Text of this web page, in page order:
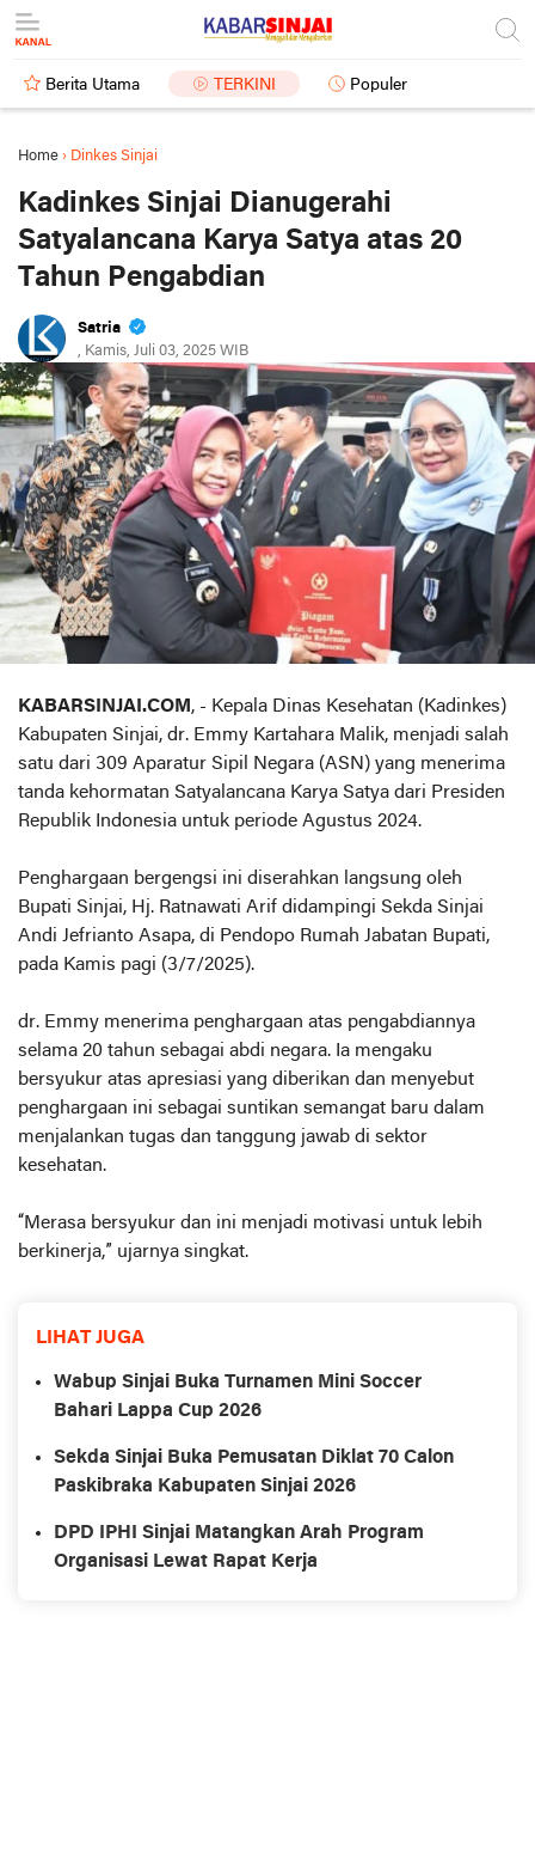
Berita Utama TERKINI Populer
Home › Dinkes Sinjai
Kadinkes Sinjai Dianugerahi
Satyalancana Karya Satya atas 20
Tahun Pengabdian
Satria
, Kamis, Juli 03, 2025 WIB
KABARSINJAI.COM , - Kepala Dinas Kesehatan (Kadinkes)
Kabupaten Sinjai, dr. Emmy Kartahara Malik, menjadi salah
satu dari 309 Aparatur Sipil Negara (ASN) yang menerima
tanda kehormatan Satyalancana Karya Satya dari Presiden
Republik Indonesia untuk periode Agustus 2024.
Penghargaan bergengsi ini diserahkan langsung oleh
Bupati Sinjai, Hj. Ratnawati Arif didampingi Sekda Sinjai
Andi Jefrianto Asapa, di Pendopo Rumah Jabatan Bupati,
pada Kamis pagi (3/7/2025).
dr. Emmy menerima penghargaan atas pengabdiannya
selama 20 tahun sebagai abdi negara. Ia mengaku
bersyukur atas apresiasi yang diberikan dan menyebut
penghargaan ini sebagai suntikan semangat baru dalam
menjalankan tugas dan tanggung jawab di sektor
kesehatan.
“Merasa bersyukur dan ini menjadi motivasi untuk lebih
berkinerja,” ujarnya singkat.
LIHAT JUGA
Wabup Sinjai Buka Turnamen Mini Soccer
Bahari Lappa Cup 2026
Sekda Sinjai Buka Pemusatan Diklat 70 Calon
Paskibraka Kabupaten Sinjai 2026
DPD IPHI Sinjai Matangkan Arah Program
Organisasi Lewat Rapat Kerja